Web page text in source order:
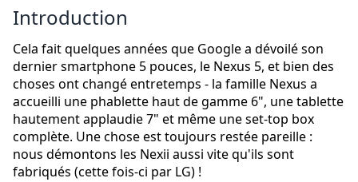
Introduction
Cela fait quelques années que Google a dévoilé son
dernier smartphone 5 pouces, le Nexus 5, et bien des
choses ont changé entretemps - la famille Nexus a
accueilli une phablette haut de gamme 6", une tablette
hautement applaudie 7" et même une set-top box
complète. Une chose est toujours restée pareille :
nous démontons les Nexii aussi vite qu'ils sont
fabriqués (cette fois-ci par LG) !